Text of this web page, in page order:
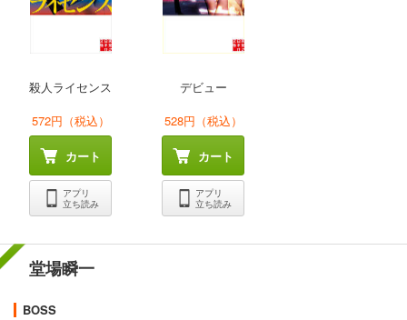
殺人ライセンス
572円（税込）
カート
アプリ
立ち読み
デビュー
528円（税込）
カート
アプリ
立ち読み
堂場瞬一
BOSS